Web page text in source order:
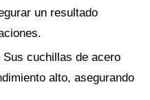
un resultado
Sus cuchillas de acero
alto, asegurando